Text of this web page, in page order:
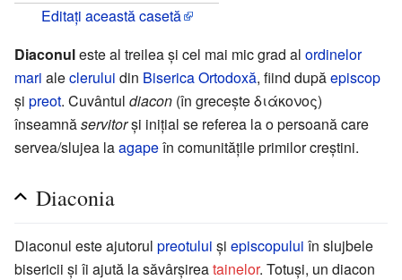
Editați această casetă
Diaconuleste al treilea și cel mai mic grad al ordinelor
mari aleclerului din Biserica Ortodoxă, fiind dupăepiscop
și preot. Cuvântul diacon (în grecește διάκονος)
înseamnăservitorși inițial se referea la o persoană care
servea/slujea laagapeîn comunitățile primilor creștini.
Diaconia
Diaconul este ajutorul preotului și episcopului în slujbele
bisericii și îi ajută la săvârșireatainelor. Totuși, un diacon